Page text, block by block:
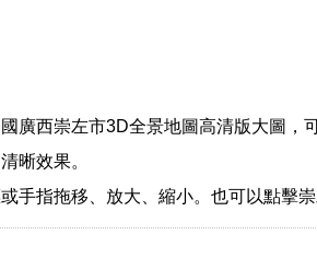
廣西崇左市3D全景地圖高清版大圖
晰效果。
手指拖移、放大、縮小。也可以點擊